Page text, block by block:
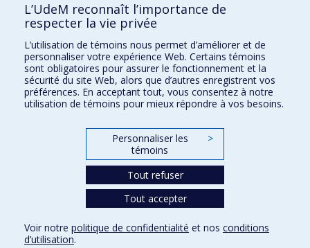
Kinésiologie et des sciences de l’activité physique
Orthophonie et audiologie
Réadaptation
Directions
DPC
CPASS
L’UdeM reconnaît l’importance de
respecter la vie privée
L’utilisation de témoins nous permet d’améliorer et de
personnaliser votre expérience Web. Certains témoins
sont obligatoires pour assurer le fonctionnement et la
sécurité du site Web, alors que d’autres enregistrent vos
préférences. En acceptant tout, vous consentez à notre
utilisation de témoins pour mieux répondre à vos besoins.
Personnaliser les
témoins
>
Tout refuser
Tout accepter
Voir notre politique de confidentialité et nos conditions
d’utilisation.